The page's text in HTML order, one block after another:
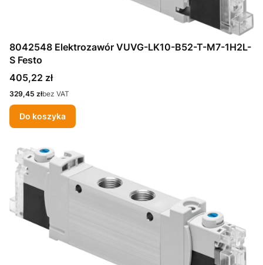
8042548 Elektrozawór VUVG-LK10-B52-T-M7-1H2L-
S Festo
Cena
405,22 zł
Cena
329,45 złbez VAT
Do koszyka